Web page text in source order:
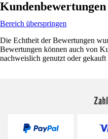
Kundenbewertungen
Bereich überspringen
Die Echtheit der Bewertungen
Bewertungen können auch von
nachweislich genutzt oder gekauft